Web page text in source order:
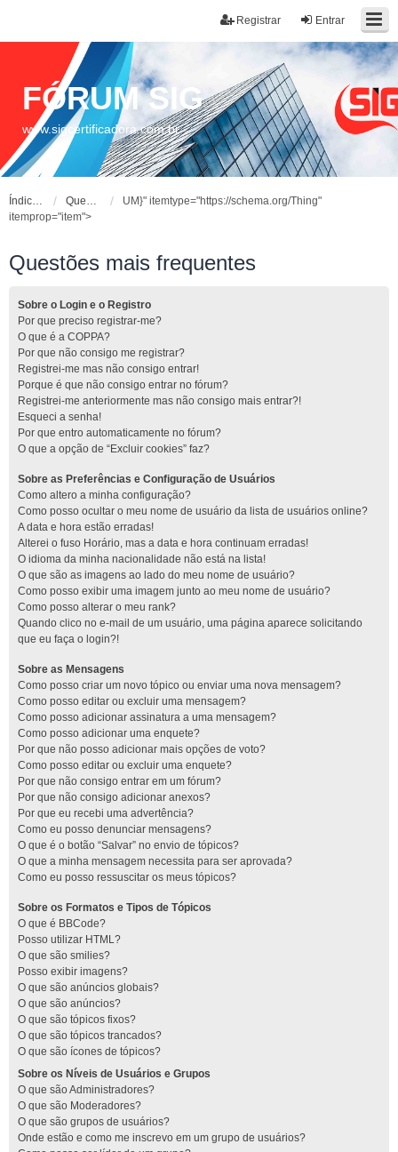
Entrar
Registrar
FÓRUM SIG
www.sigcertificadora.com.br
Índice do fórum Questões mais frequentes
UM}" itemtype="https://schema.org/Thing"
itemprop="item">
Questões mais frequentes
Sobre o Login e o Registro
Por que preciso registrar-me?
O que é a COPPA?
Por que não consigo me registrar?
Registrei-me mas não consigo entrar!
Porque é que não consigo entrar no fórum?
Registrei-me anteriormente mas não consigo mais entrar?!
Esqueci a senha!
Por que entro automaticamente no fórum?
O que a opção de “Excluir cookies” faz?
Sobre as Preferências e Configuração de Usuários
Como altero a minha configuração?
Como posso ocultar o meu nome de usuário da lista de usuários online?
A data e hora estão erradas!
Alterei o fuso Horário, mas a data e hora continuam erradas!
O idioma da minha nacionalidade não está na lista!
O que são as imagens ao lado do meu nome de usuário?
Como posso exibir uma imagem junto ao meu nome de usuário?
Como posso alterar o meu rank?
Quando clico no e-mail de um usuário, uma página aparece solicitando
que eu faça o login?!
Sobre as Mensagens
Como posso criar um novo tópico ou enviar uma nova mensagem?
Como posso editar ou excluir uma mensagem?
Como posso adicionar assinatura a uma mensagem?
Como posso adicionar uma enquete?
Por que não posso adicionar mais opções de voto?
Como posso editar ou excluir uma enquete?
Por que não consigo entrar em um fórum?
Por que não consigo adicionar anexos?
Por que eu recebi uma advertência?
Como eu posso denunciar mensagens?
O que é o botão “Salvar” no envio de tópicos?
O que a minha mensagem necessita para ser aprovada?
Como eu posso ressuscitar os meus tópicos?
Sobre os Formatos e Tipos de Tópicos
O que é BBCode?
Posso utilizar HTML?
O que são smilies?
Posso exibir imagens?
O que são anúncios globais?
O que são anúncios?
O que são tópicos fixos?
O que são tópicos trancados?
O que são ícones de tópicos?
Sobre os Níveis de Usuários e Grupos
O que são Administradores?
O que são Moderadores?
O que são grupos de usuários?
Onde estão e como me inscrevo em um grupo de usuários?